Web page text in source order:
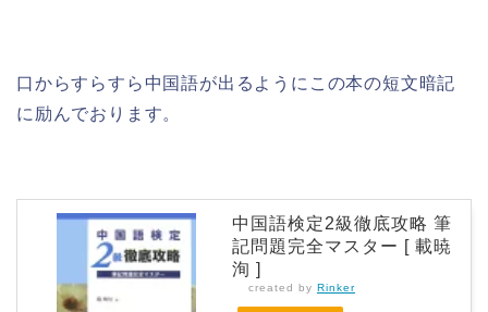
口からすらすら中国語が出るようにこの本の短文暗記
に励んでおります。
中国語検定2級徹底攻略 筆
記問題完全マスター [ 載暁
洵 ]
created by Rinker